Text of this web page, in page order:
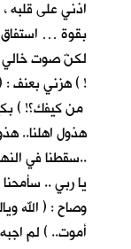
اذني على
بقوة …
لكنّ صوت خالي
! ) هزني بعنف
من كيفك؟! )
هذول اهلنا..
..سقطنا في
يا ربي ..
وصاح : ( الله
أموت.. ) لم